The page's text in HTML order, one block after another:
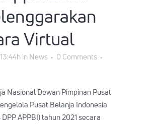
Virtual
inNews
0 Comments
Nasional Dewan Pimpinan Pusat
Pusat Belanja Indonesia
APPBI) tahun 2021 secara